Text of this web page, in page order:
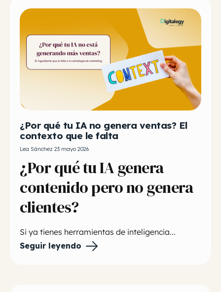
¿Por qué tu IA no genera ventas? El
contexto que le falta
Lea Sánchez 23 mayo 2026
¿Por qué tu IA genera
contenido pero no genera
clientes?
Si ya tienes herramientas de inteligencia...
Seguir leyendo